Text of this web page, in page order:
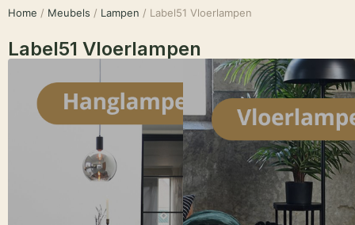
Home / Meubels / Lampen / Label51 Vloerlampen
Label51 Vloerlampen